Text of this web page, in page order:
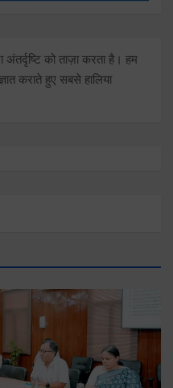
अंतर्दृष्टि को ताज़ा करता है। हम
कराते हुए सबसे हालिया